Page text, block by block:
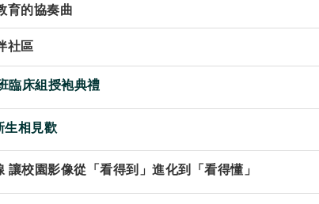
育的協奏曲
社區
臨床組授袍典禮
生相見歡
校園影像從「看得到」進化到「看得懂」